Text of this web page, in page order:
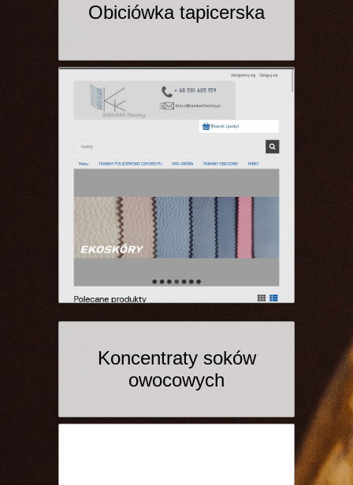
Obiciówka tapicerska
Koncentraty soków
owocowych